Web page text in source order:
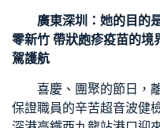
廣東深圳：她的目的
零新竹 帶狀皰疹疫苗的境
駕護航
喜慶、團聚的節日，
保證職員的辛苦超音波健